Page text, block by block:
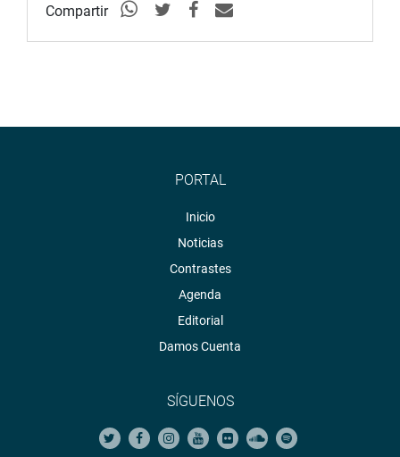
Compartir
PORTAL
Inicio
Noticias
Contrastes
Agenda
Editorial
Damos Cuenta
SÍGUENOS